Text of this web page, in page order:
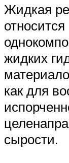
Жидкая
относится
жидких
как для
сырости.